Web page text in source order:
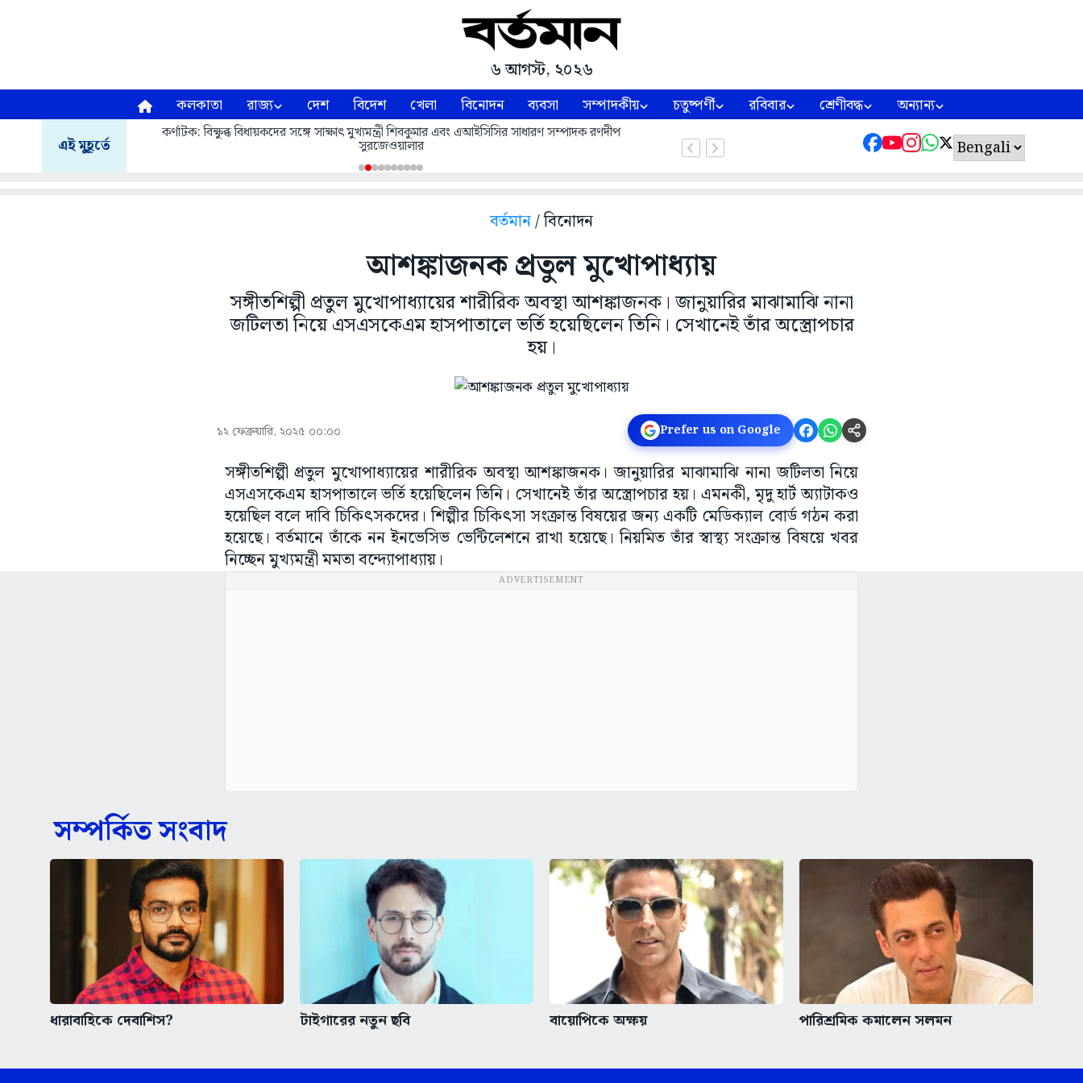
৬ আগস্ট, ২০২৬
কলকাতা রাজ্য দেশ বিদেশ খেলা বিনোদন ব্যবসা সম্পাদকীয় চতুষ্পর্ণী রবিবার শ্রেণীবদ্ধ অন্যান্য
এই মুহূর্তে
কর্ণাটক: বিক্ষুব্ধ বিধায়কদের সঙ্গে সাক্ষাৎ মুখ্যমন্ত্রী শিবকুমার এবং এআইসিসির সাধারণ সম্পাদক রণদীপ
সুরজেওয়ালার
বর্তমান/ বিনোদন
আশঙ্কাজনক প্রতুল মুখোপাধ্যায়
সঙ্গীতশিল্পী প্রতুল মুখোপাধ্যায়ের শারীরিক অবস্থা আশঙ্কাজনক। জানুয়ারির মাঝামাঝি নানা
জটিলতা নিয়ে এসএসকেএম হাসপাতালে ভর্তি হয়েছিলেন তিনি। সেখানেই তাঁর অস্ত্রোপচার
হয়।
১২ ফেব্রুয়ারি, ২০২৫ ০০:০০ Prefer us on Google
সঙ্গীতশিল্পী প্রতুল মুখোপাধ্যায়ের শারীরিক অবস্থা আশঙ্কাজনক। জানুয়ারির মাঝামাঝি নানা জটিলতা নিয়ে
এসএসকেএম হাসপাতালে ভর্তি হয়েছিলেন তিনি। সেখানেই তাঁর অস্ত্রোপচার হয়। এমনকী, মৃদু হার্ট অ্যাটাকও
হয়েছিল বলে দাবি চিকিৎসকদের। শিল্পীর চিকিৎসা সংক্রান্ত বিষয়ের জন্য একটি মেডিক্যাল বোর্ড গঠন করা
হয়েছে। বর্তমানে তাঁকে নন ইনভেসিভ ভেন্টিলেশনে রাখা হয়েছে। নিয়মিত তাঁর স্বাস্থ্য সংক্রান্ত বিষয়ে খবর
নিচ্ছেন মুখ্যমন্ত্রী মমতা বন্দ্যোপাধ্যায়।
ADVERTISEMENT
সম্পর্কিত সংবাদ
ধারাবাহিকে দেবাশিস? টাইগারের নতুন ছবি বায়োপিকে অক্ষয় পারিশ্রমিক কমালেন সলমন